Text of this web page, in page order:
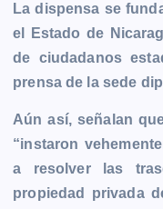
La dispensa se
el Estado de
de ciudadanos
prensa de la sede
Aún así, señalan
“instaron
a resolver las
propiedad privada